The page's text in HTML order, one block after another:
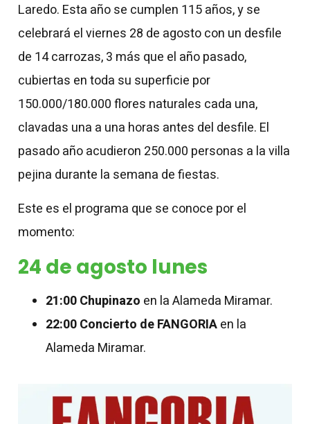
Laredo. Esta año se cumplen 115 años, y se
celebrará el viernes 28 de agosto con un desfile
de 14 carrozas, 3 más que el año pasado,
cubiertas en toda su superficie por
150.000/180.000 flores naturales cada una,
clavadas una a una horas antes del desfile. El
pasado año acudieron 250.000 personas a la villa
pejina durante la semana de fiestas.
Este es el programa que se conoce por el
momento:
24 de agosto lunes
21:00 Chupinazo en la Alameda Miramar.
22:00 Concierto de FANGORIAen la
Alameda Miramar.